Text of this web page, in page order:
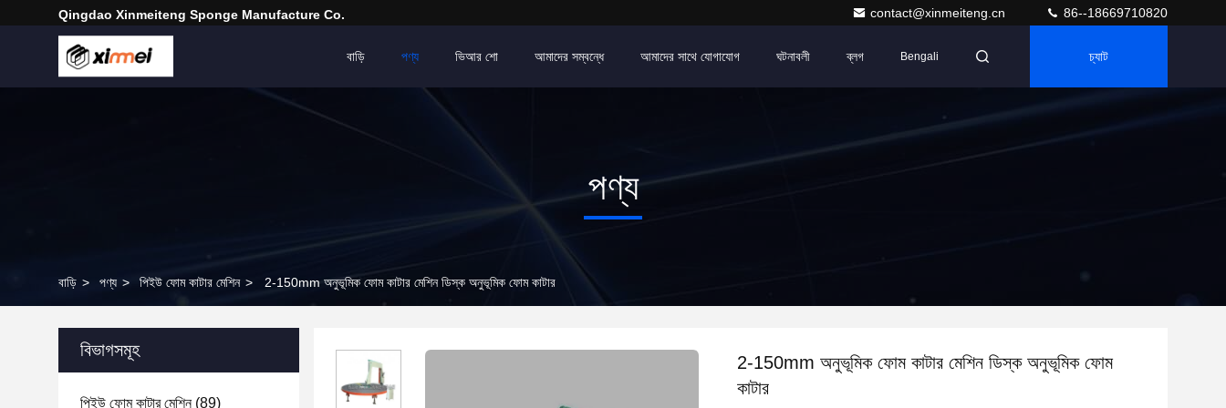
Qingdao Xinmeiteng Sponge Manufacture Co. contact@xinmeiteng.cn 86--18669710820
বাড়ি পণ্য ভিআর শো আমাদের সম্বন্ধে আমাদের সাথে যোগাযোগ ঘটনাবলী ব্লগ Bengali চ্যাট
পণ্য
বাড়ি > পণ্য > পিইউ ফোম কাটার মেশিন > 2-150mm অনুভূমিক ফোম কাটার মেশিন ডিস্ক অনুভূমিক ফোম কাটার
বিভাগসমূহ
পিইউ ফোম কাটার মেশিন(89)
2-150mm অনুভূমিক ফোম কাটার মেশিন ডিস্ক অনুভূমিক ফোম
কাটার